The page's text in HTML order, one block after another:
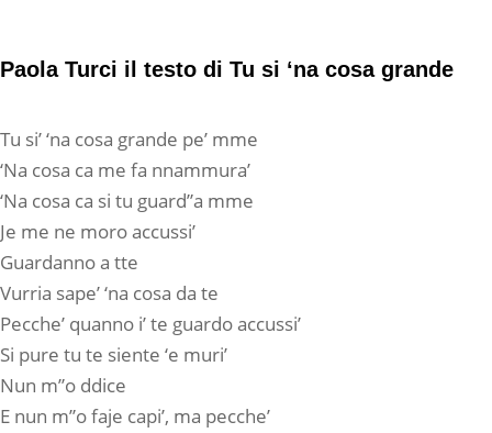
Paola Turci il testo di Tu si ‘na cosa grande
Tu si’ ‘na cosa grande pe’ mme
‘Na cosa ca me fa nnammura’
‘Na cosa ca si tu guard”a mme
Je me ne moro accussi’
Guardanno a tte
Vurria sape’ ‘na cosa da te
Pecche’ quanno i’ te guardo accussi’
Si pure tu te siente ‘e muri’
Nun m”o ddice
E nun m”o faje capi’, ma pecche’